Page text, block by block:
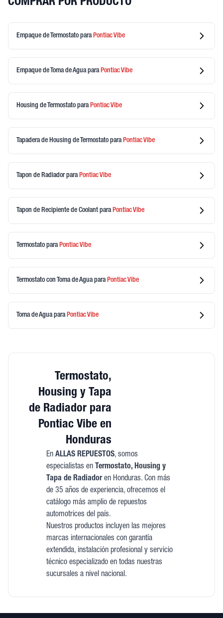
COMPRAR POR PRODUCTO
Empaque de Termostato para PontiacVibe
Empaque de Toma de Aguapara PontiacVibe
Housing de Termostato para PontiacVibe
Tapadera de Housing de Termostato para PontiacVibe
Tapon de Radiadorpara PontiacVibe
Tapon de Recipiente de Coolant para PontiacVibe
Termostato para PontiacVibe
Termostato con Toma de Aguapara PontiacVibe
Toma de Aguapara PontiacVibe
Termostato,
Housing y Tapa
de Radiador para
Pontiac Vibe en
Honduras
En ALLAS REPUESTOS, somos
especialistas en Termostato, Housing y
Tapa de Radiadoren Honduras. Con más
de 35 años de experiencia, ofrecemos el
catálogo más amplio de repuestos
automotrices del país.
Nuestros productos incluyen las mejores
marcas internacionales con garantía
extendida, instalación profesional y servicio
técnico especializado en todas nuestras
sucursales a nivel nacional.